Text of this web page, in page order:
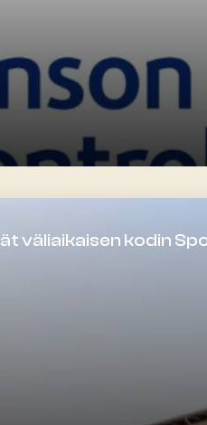
väliaikaisen kodin